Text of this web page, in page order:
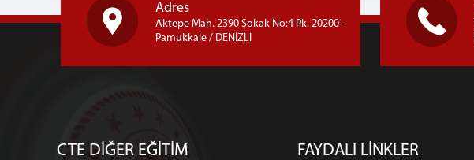
Adres
Aktepe Mah. 2390 Sokak No:4 Pk. 20200 -
Pamukkale / DENİZLİ
CTE DİĞER EĞİTİM FAYDALI LİNKLER